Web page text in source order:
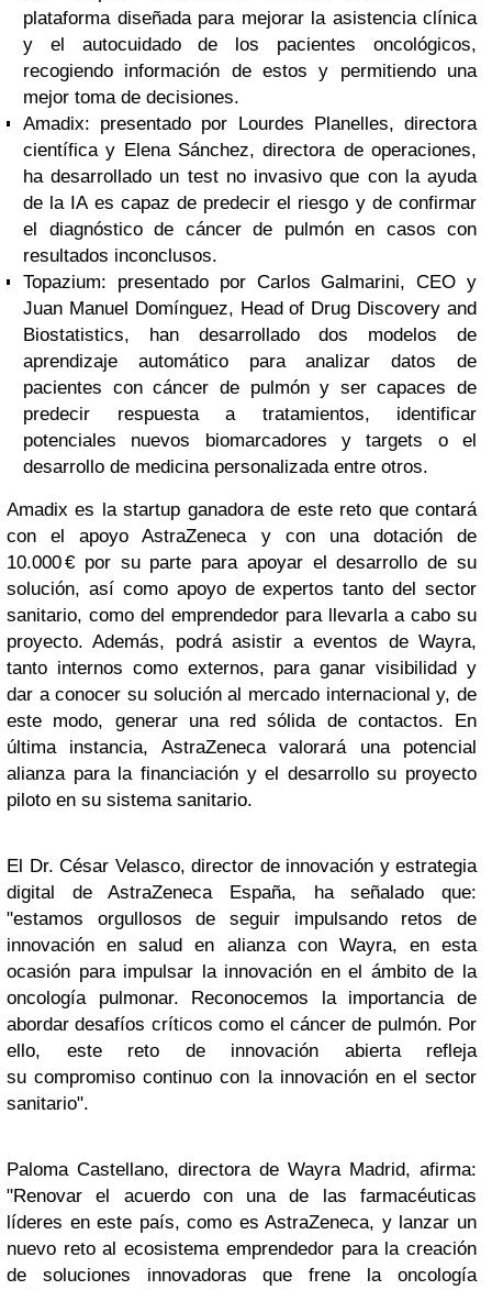
plataforma diseñada para mejorar la asistencia clínica
y el autocuidado de los pacientes oncológicos,
recogiendo información de estos y permitiendo una
mejor toma de decisiones.
Amadix: presentado por Lourdes Planelles, directora
científica y Elena Sánchez, directora de operaciones,
ha desarrollado un test no invasivo que con la ayuda
de la IA es capaz de predecir el riesgo y de confirmar
el diagnóstico de cáncer de pulmón en casos con
resultados inconclusos.
Topazium: presentado por Carlos Galmarini, CEO y
Juan Manuel Domínguez, Head of Drug Discovery and
Biostatistics, han desarrollado dos modelos de
aprendizaje automático para analizar datos de
pacientes con cáncer de pulmón y ser capaces de
predecir respuesta a tratamientos, identificar
potenciales nuevos biomarcadores y targets o el
desarrollo de medicina personalizada entre otros.
Amadix es la startup ganadora de este reto que contará
con el apoyo AstraZeneca y con una dotación de
10.000 € por su parte para apoyar el desarrollo de su
solución, así como apoyo de expertos tanto del sector
sanitario, como del emprendedor para llevarla a cabo su
proyecto. Además, podrá asistir a eventos de Wayra,
tanto internos como externos, para ganar visibilidad y
dar a conocer su solución al mercado internacional y, de
este modo, generar una red sólida de contactos. En
última instancia, AstraZeneca valorará una potencial
alianza para la financiación y el desarrollo su proyecto
piloto en su sistema sanitario.
El Dr. César Velasco, director de innovación y estrategia
digital de AstraZeneca España, ha señalado que:
"estamos orgullosos de seguir impulsando retos de
innovación en salud en alianza con Wayra, en esta
ocasión para impulsar la innovación en el ámbito de la
oncología pulmonar. Reconocemos la importancia de
abordar desafíos críticos como el cáncer de pulmón. Por
ello, este reto de innovación abierta refleja
su compromiso continuo con la innovación en el sector
sanitario".
Paloma Castellano, directora de Wayra Madrid, afirma:
"Renovar el acuerdo con una de las farmacéuticas
líderes en este país, como es AstraZeneca, y lanzar un
nuevo reto al ecosistema emprendedor para la creación
de soluciones innovadoras que frene la oncología